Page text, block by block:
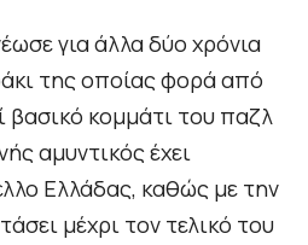
για άλλα δύο χρόνια
της οποίας φορά από
βασικό κομμάτι του παζλ
αμυντικός έχει
Ελλάδας, καθώς με την
μέχρι τον τελικό του